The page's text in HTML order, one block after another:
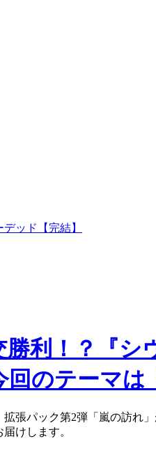
ッド【完結】
勝利！？『
のテーマは
張パック第2弾「嵐の訪れ
けします。